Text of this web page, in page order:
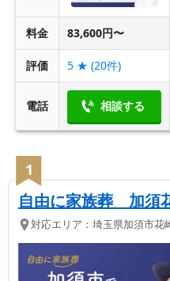
料金 83,600円〜
評価 5 ★ (20件)
電話 相談する
1
自由に家族葬 加須
対応エリア： 埼玉県加須市花